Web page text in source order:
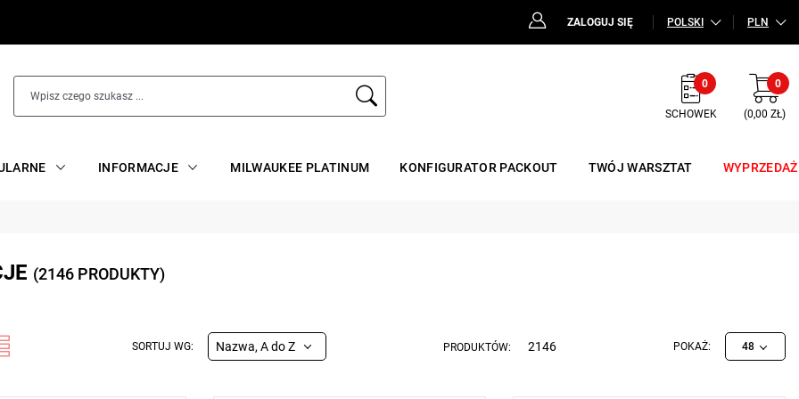
ZALOGUJ SIĘ POLSKI PLN
0
SCHOWEK
0
(0,00 ZŁ)
INFORMACJE MILWAUKEE PLATINUM KONFIGURATOR PACKOUT TWÓJ WARSZTAT WYPRZEDAŻ
(2146 PRODUKTY)
SORTUJ WG: Nazwa, A do Z PRODUKTÓW: 2146 POKAŻ: 48